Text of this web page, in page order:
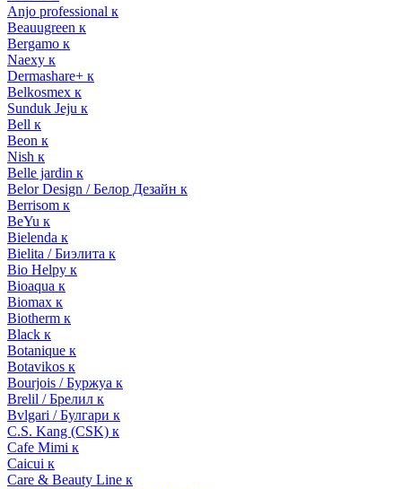
Anjo professional к
Beauugreen к
Bergamo к
Naexy к
Dermashare+ к
Belkosmex к
Sunduk Jeju к
Bell к
Beon к
Nish к
Belle jardin к
Belor Design / Белор Дезайн к
Berrisom к
BeYu к
Bielenda к
Bielita / Биэлита к
Bio Helpy к
Bioaqua к
Biomax к
Biotherm к
Black к
Botanique к
Botavikos к
Bourjois / Буржуа к
Brelil / Брелил к
Bvlgari / Булгари к
C.S. Kang (CSK) к
Cafe Mimi к
Caicui к
Care & Beauty Line к